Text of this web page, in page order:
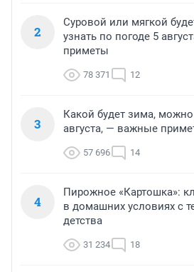
2
Суровой или мягкой
узнать по погоде 5
приметы
78 371 12
3
Какой будет зима,
августа, — важные
57 696 14
4
Пирожное «Картошка»:
в домашних условиях с
детства
31 234 18